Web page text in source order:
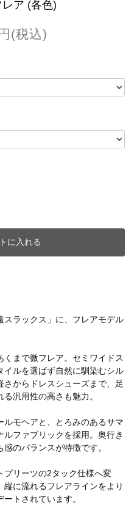
ア (各色)
(税込)
に入れる
スラックス」に、フレアモデル
まで微フレア。セミワイドス
イルを選ばず自然に馴染むシル
からドレスシューズまで、足
汎用性の高さも魅力。
モヘアと、とろみのあるサマ
ファブリックを採用。奥行き
のバランスが特徴です。
プリーツの2タック仕様へ変
に流れるフレアラインをより
トされています。